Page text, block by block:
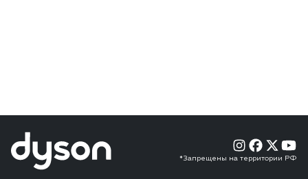
*Запрещены на территории РФ